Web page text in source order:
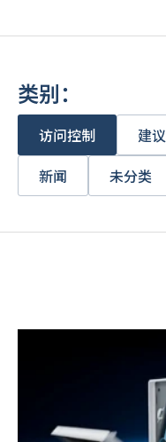
类别：
建议
新闻
未分类
访问控制